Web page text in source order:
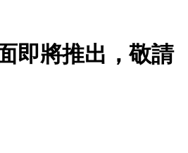
即將推出，敬請